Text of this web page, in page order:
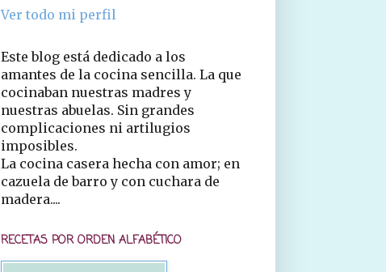
Ver todo mi perfil
Este blog está dedicado a los
amantes de la cocina sencilla. La que
cocinaban nuestras madres y
nuestras abuelas. Sin grandes
complicaciones ni artilugios
imposibles.
La cocina casera hecha con amor; en
cazuela de barro y con cuchara de
madera....
RECETAS POR ORDEN ALFABÉTICO